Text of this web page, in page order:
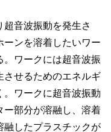
音波振動を発生さ
ンを溶着したいワー
。ワークには超音波振
させるためのエネルギ
。ワークに超音波振動
ー部分が溶融し、溶着
融したプラスチックが